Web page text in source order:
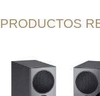
PRODUCTOS
original
era:
$1.590.000.
actual
es: